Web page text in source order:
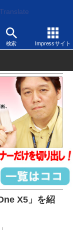
Translate
検索 Impressサイト
Android
X5」を紹